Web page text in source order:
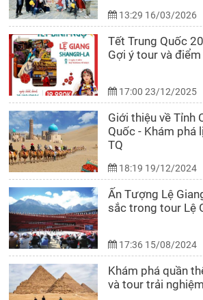
13:29 16/03/2026
Tết Trung Quốc
Gợi ý tour và
17:00 23/12/2025
Giới thiệu về Tỉnh
Quốc - Khám phá
TQ
18:19 19/12/2024
Ấn Tượng Lệ
sắc trong tour Lệ
17:36 15/08/2024
Khám phá quần
và tour trải